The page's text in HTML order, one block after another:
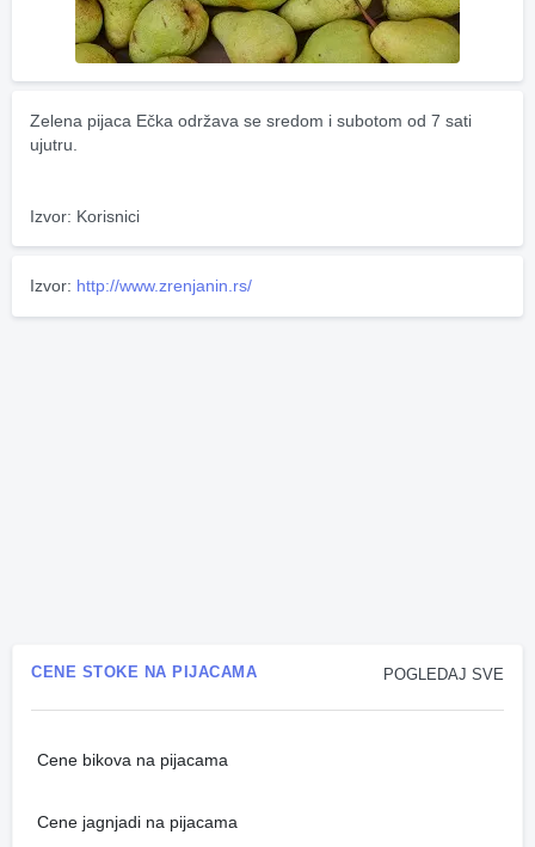
Zelena pijaca Ečka održava se sredom i subotom od 7 sati
ujutru.
Izvor: Korisnici
Izvor: http://www.zrenjanin.rs/
POGLEDAJ SVE
CENE STOKE NA PIJACAMA
Cene bikova na pijacama
Cene jagnjadi na pijacama